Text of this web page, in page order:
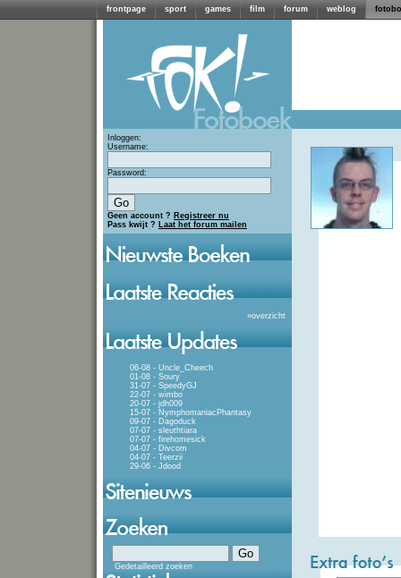
frontpage sport games film forum weblog
Inloggen:
Username:
Password:
Geen account ? Registreer nu
Pass kwijt ? Laat het forum mailen
»overzicht
06-08 - Uncle_Cheech
01-08 - Soury
31-07 - SpeedyGJ
22-07 - wimbo
20-07 - jdh009
15-07 - NymphomaniacPhantasy
09-07 - Dagoduck
07-07 - sleuthtiara
07-07 - firehomesick
04-07 - Divcom
04-07 - Teerzii
29-06 - Jdood
Gedetailleerd zoeken